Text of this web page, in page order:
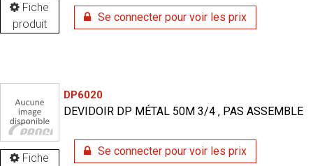
Fiche
produit
Se connecter pour voir les prix
Fiche
DP6020
DEVIDOIR DP MÉTAL 50M 3/4 , PAS ASSEMBLE
Se connecter pour voir les prix